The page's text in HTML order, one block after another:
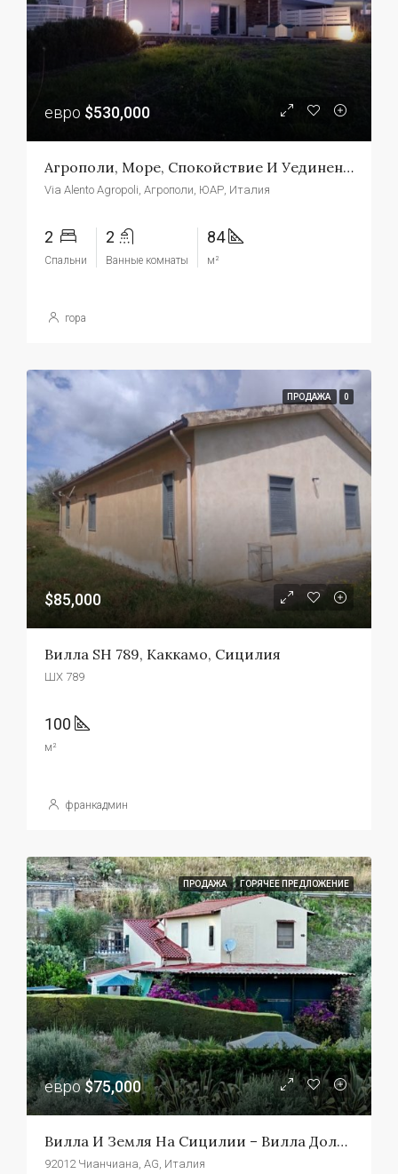
евро $530,000
Агрополи, Море, Спокойствие И Уединение В Современной Террасной Вилле
Via Alento Agropoli, Агрополи, ЮАР, Италия
2
Спальни
2
Ванные комнаты
84
м²
гора
ПРОДАЖА 0
$85,000
Вилла SH 789, Каккамо, Сицилия
ШХ 789
100
м²
франкадмин
ПРОДАЖА ГОРЯЧЕЕ ПРЕДЛОЖЕНИЕ
евро$75,000
Вилла И Земля На Сицилии – Вилла Дольче
92012 Чианчиана, AG, Италия